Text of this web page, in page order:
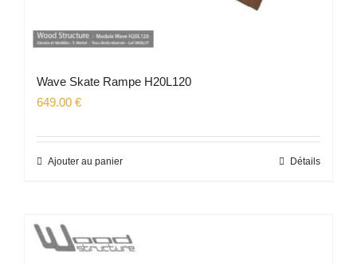
Wave Skate Rampe H20L120
649.00 €
Ajouter au panier Détails